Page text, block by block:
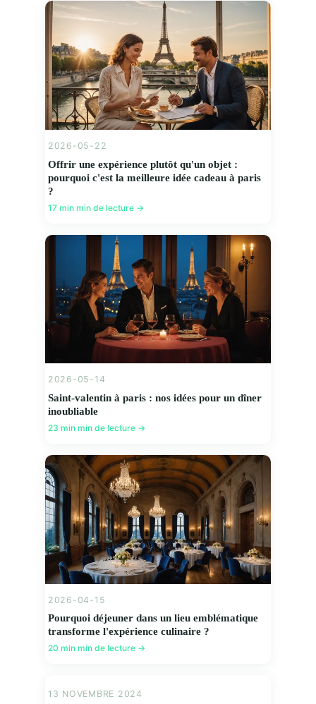
2026-05-22
Offrir une expérience plutôt qu'un objet :
pourquoi c'est la meilleure idée cadeau à paris
?
17 min min de lecture →
2026-05-14
Saint-valentin à paris : nos idées pour un dîner
inoubliable
23 min min de lecture →
2026-04-15
Pourquoi déjeuner dans un lieu emblématique
transforme l'expérience culinaire ?
20 min min de lecture →
13 NOVEMBRE 2024